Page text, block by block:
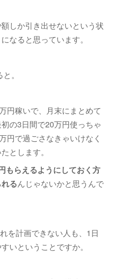
しか引き出せないという状
なると思っています。
。
稼いで、月末にまとめて
の3日間で20万円使っちゃ
円で過ごさなきゃいけなく
とします。
もらえるようにしておく方
るんじゃないかと思うんで
計画できない人も、1日
いということですか。